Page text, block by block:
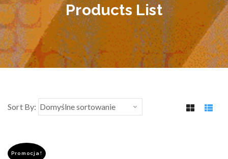
Products List
Sort By:
Promocja!